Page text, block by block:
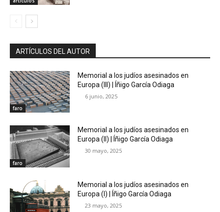
ARTÍCULOS DEL AUTOR
faro
Memorial a los judíos asesinados en
Europa (III) | Íñigo García Odiaga
6 junio, 2025
faro
Memorial a los judíos asesinados en
Europa (II) | Íñigo García Odiaga
30 mayo, 2025
Memorial a los judíos asesinados en
Europa (I) | Íñigo García Odiaga
23 mayo, 2025